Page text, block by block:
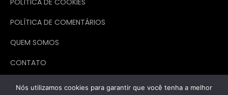
POLÍTICA DE COMENTÁRIOS
QUEM SOMOS
CONTATO
Nós utilizamos cookies para garantir que você tenha a melhor